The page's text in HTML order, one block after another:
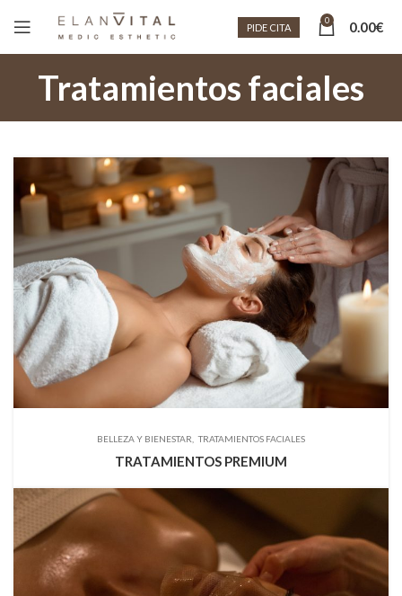
PIDE CITA
0 0.00€
Tratamientos faciales
BELLEZA Y BIENESTAR TRATAMIENTOS FACIALES
TRATAMIENTOS PREMIUM